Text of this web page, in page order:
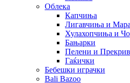
Облека
Капчиња
Лигавчиња и
Хулахопчиња и
Бањарки
Пелени и
Гаќички
Бебешки играчки
Bali Bazoo